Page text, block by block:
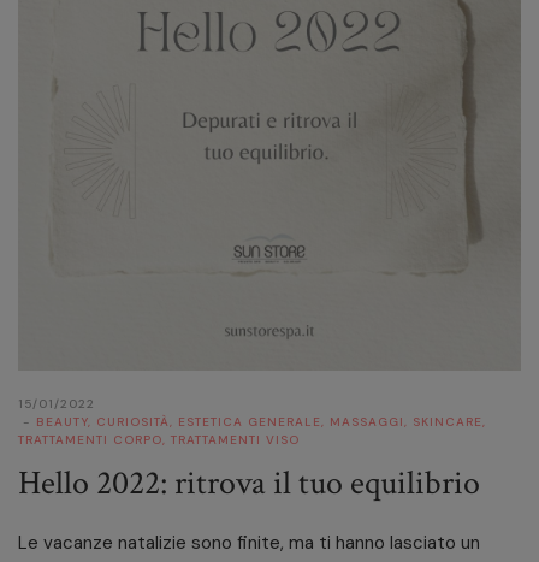
15/01/2022
BEAUTY, CURIOSITÀ, ESTETICA GENERALE, MASSAGGI, SKINCARE,
TRATTAMENTI CORPO, TRATTAMENTI VISO
Hello 2022: ritrova il tuo equilibrio
Le vacanze natalizie sono finite, ma ti hanno lasciato un